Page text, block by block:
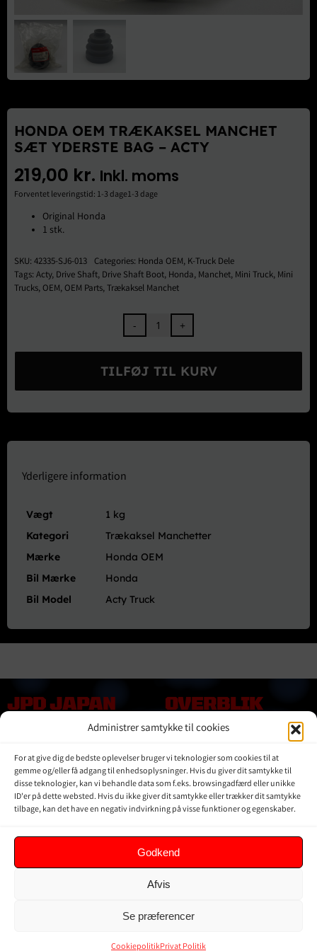
Administrer samtykke til cookies
For at give dig de bedste oplevelser bruger vi teknologier som cookies til at
gemme og/eller få adgang til enhedsoplysninger. Hvis du giver dit samtykke til
disse teknologier, kan vi behandle data som f.eks. browsingadfærd eller unikke
ID'er på dette websted. Hvis du ikke giver dit samtykke eller trækker dit samtykke
tilbage, kan det have en negativ indvirkning på visse funktioner og egenskaber.
Godkend
Afvis
Se præferencer
CookiepolitikPrivat Politik
HONDA OEM TRÆKAKSEL MANCHET
SÆT YDERSTE BAG – ACTY
219,00 kr. Inkl. moms
Forventet leveringstid: 1-3 dage1-3 dage
Original Honda
1 stk.
SKU: 42335-SJ6-013 Categories: Honda OEM, K-Truck Dele
Tags: Acty, Drive Shaft, Drive Shaft Boot, Honda, Manchet, Mini Truck, Mini
Trucks,OEM,OEM Parts,Trækaksel Manchet
Honda
Trækaksel
Manchet
Sæt
Yderste
-
TILFØJ TIL KURV
Yderligere information
Vægt
1 kg
Kategori
Trækaksel Manchetter
Mærke
Honda OEM
Bil Mærke
Honda
Bil Model
Acty Truck
JPD JAPAN
DENMARK
Kontakt Os
Om JPD Japan Denmark
Handelsbetingelser
Privat Politik
OVERBLIK
Online shop
Vores Mærker